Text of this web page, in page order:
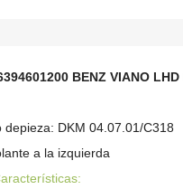
BENZ VIANO
depieza: DKM 04.07.01/C318
a la izquierda